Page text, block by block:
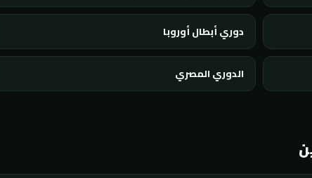
دوري أبطال أوروبا
الدوري المصري